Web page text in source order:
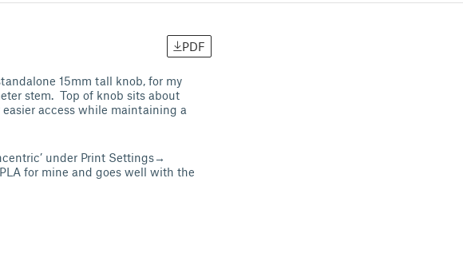
PDF
15mm tall knob, for my
stem. Top of knob sits about
access while maintaining a
under Print Settings→
for mine and goes well with the